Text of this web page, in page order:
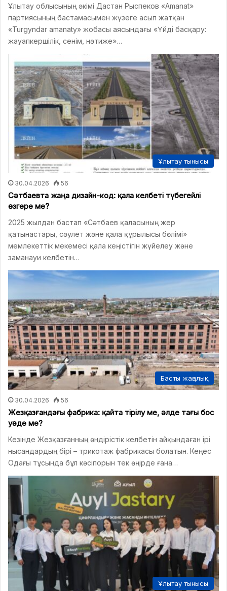
Ұлытау облысының әкімі Дастан Рыспеков «Amanat»
партиясының бастамасымен жүзеге асып жатқан
«Turgyndar amanaty» жобасы аясындағы «Үйді басқару:
жауапкершілік, сенім, нәтиже»…
Ұлытау тынысы
30.04.2026 56
Сәтбаевта жаңа дизайн-код: қала келбеті түбегейлі
өзгере ме?
2025 жылдан бастап «Сәтбаев қаласының жер
қатынастары, сәулет және қала құрылысы бөлімі»
мемлекеттік мекемесі қала кеңістігін жүйелеу және
заманауи келбетін…
Басты жаңалық
30.04.2026 56
Жезқазғандағы фабрика: қайта тірілу ме, әлде тағы бос
уәде ме?
Кезінде Жезқазғанның өндірістік келбетін айқындаған ірі
нысандардың бірі – трикотаж фабрикасы болатын. Кеңес
Одағы тұсында бұл кәсіпорын тек өңірде ғана…
Ұлытау тынысы